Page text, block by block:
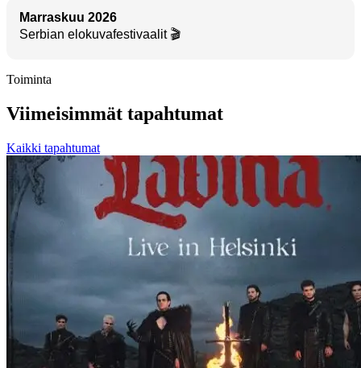
Marraskuu 2026
Serbian elokuvafestivaalit 🎬
Toiminta
Viimeisimmät tapahtumat
Kaikki tapahtumat